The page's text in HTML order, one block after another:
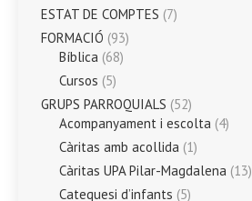
ESTAT DE COMPTES (7)
FORMACIÓ (93)
Bíblica (68)
Cursos (5)
GRUPS PARROQUIALS (52)
Acompanyament i escolta (4)
Càritas amb acollida (1)
Càritas UPA Pilar-Magdalena (13)
Catequesi d’infants (5)